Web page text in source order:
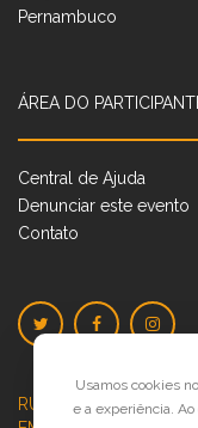
Pernambuco
ÁREA DO
Central de Ajuda
Denunciar este evento
Contato
RUA JOSÉ PONTES
Usamos cookies
e a experiência.